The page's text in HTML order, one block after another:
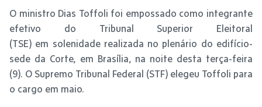
O ministro Dias Toffoli foi empossado como integrante
efetivo do Tribunal Superior Eleitoral
(TSE) em solenidade realizada no plenário do edifício-
sede da Corte, em Brasília, na noite desta terça-feira
(9). O Supremo Tribunal Federal (STF) elegeu Toffoli para
o cargo em maio.